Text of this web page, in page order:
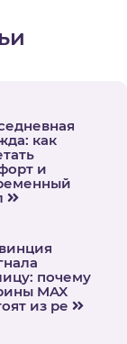
как
и
почему
MAX
из ре